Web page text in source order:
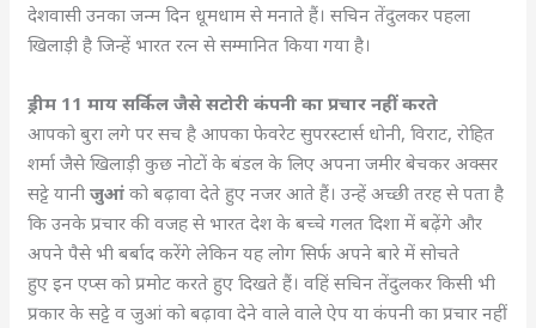
देशवासी उनका जन्म दिन धूमधाम से मनाते हैं। सचिन तेंदुलकर पहला
खिलाड़ी है जिन्हें भारत रत्न से सम्मानित किया गया है।
ड्रीम 11 माय सर्किल जैसे सटोरी कंपनी का प्रचार नहीं करते
आपको बुरा लगे पर सच है आपका फेवरेट सुपरस्टार्स धोनी, विराट, रोहित
शर्मा जैसे खिलाड़ी कुछ नोटों के बंडल के लिए अपना जमीर बेचकर अक्सर
सट्टे यानीजुआंको बढ़ावा देते हुए नजर आते हैं। उन्हें अच्छी तरह से पता है
कि उनके प्रचार की वजह से भारत देश के बच्चे गलत दिशा में बढ़ेंगे और
अपने पैसे भी बर्बाद करेंगे लेकिन यह लोग सिर्फ अपने बारे में सोचते
हुए इन एप्स को प्रमोट करते हुए दिखते हैं। वहिं सचिन तेंदुलकर किसी भी
प्रकार के सट्टे व जुआं को बढ़ावा देने वाले वाले ऐप या कंपनी का प्रचार नहीं